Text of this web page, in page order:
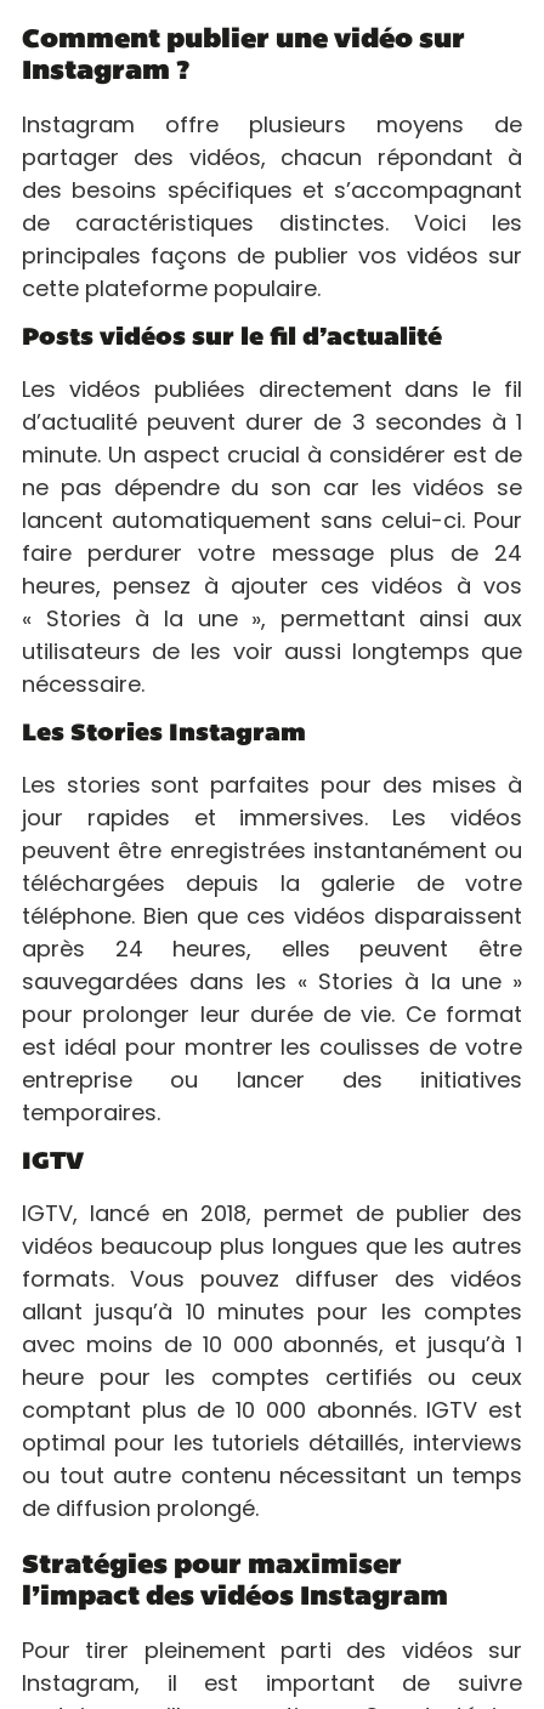
Comment publier une vidéo sur
Instagram ?
Instagram offre plusieurs moyens de
partager des vidéos, chacun répondant à
des besoins spécifiques et s’accompagnant
de caractéristiques distinctes. Voici les
principales façons de publier vos vidéos sur
cette plateforme populaire.
Posts vidéos sur le fil d’actualité
Les vidéos publiées directement dans le fil
d’actualité peuvent durer de 3 secondes à 1
minute. Un aspect crucial à considérer est de
ne pas dépendre du son car les vidéos se
lancent automatiquement sans celui-ci. Pour
faire perdurer votre message plus de 24
heures, pensez à ajouter ces vidéos à vos
« Stories à la une », permettant ainsi aux
utilisateurs de les voir aussi longtemps que
nécessaire.
Les Stories Instagram
Les stories sont parfaites pour des mises à
jour rapides et immersives. Les vidéos
peuvent être enregistrées instantanément ou
téléchargées depuis la galerie de votre
téléphone. Bien que ces vidéos disparaissent
après 24 heures, elles peuvent être
sauvegardées dans les « Stories à la une »
pour prolonger leur durée de vie. Ce format
est idéal pour montrer les coulisses de votre
entreprise ou lancer des initiatives
temporaires.
IGTV
IGTV, lancé en 2018, permet de publier des
vidéos beaucoup plus longues que les autres
formats. Vous pouvez diffuser des vidéos
allant jusqu’à 10 minutes pour les comptes
avec moins de 10 000 abonnés, et jusqu’à 1
heure pour les comptes certifiés ou ceux
comptant plus de 10 000 abonnés. IGTV est
optimal pour les tutoriels détaillés, interviews
ou tout autre contenu nécessitant un temps
de diffusion prolongé.
Stratégies pour maximiser
l’impact des vidéos Instagram
Pour tirer pleinement parti des vidéos sur
Instagram, il est important de suivre